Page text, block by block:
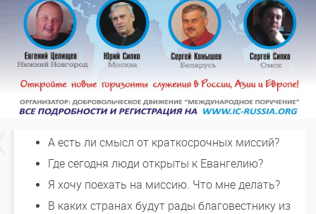
А есть ли смысл от краткосрочных миссий?
Где сегодня люди открыты к Евангелию?
Я хочу поехать на миссию. Что мне делать?
В каких странах будут рады благовестнику из